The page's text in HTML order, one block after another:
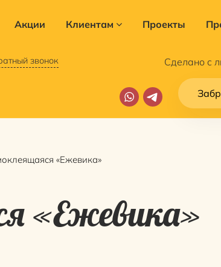
Акции Клиентам Проекты
звонок Сделано с
«Ежевика»
«Ежевика»